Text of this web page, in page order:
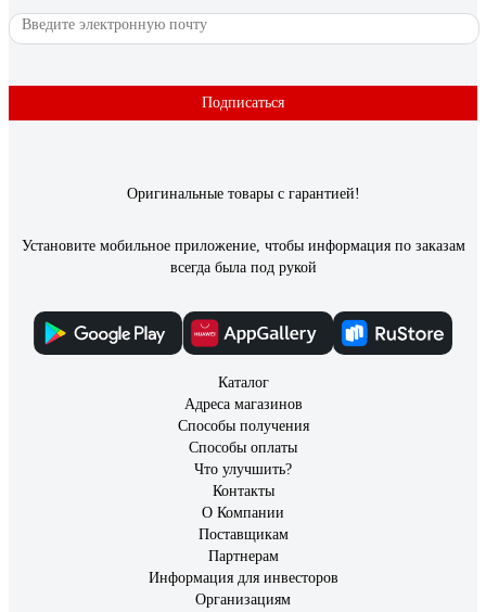
Подписаться
Оригинальные товары с гарантией!
Установите мобильное приложение, чтобы информация по заказам
всегда была под рукой
Каталог
Адреса магазинов
Способы получения
Способы оплаты
Что улучшить?
Контакты
О Компании
Поставщикам
Партнерам
Информация для инвесторов
Организациям